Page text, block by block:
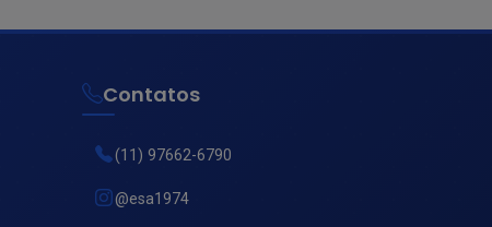
Contatos
(11) 97662-6790
@esa1974